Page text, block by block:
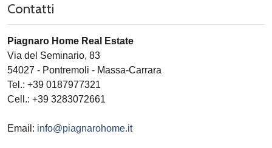
Contatti
Piagnaro Home Real Estate
Via del Seminario, 83
54027 - Pontremoli - Massa-Carrara
Tel.: +39 0187977321
Cell.: +39 3283072661
Email: info@piagnarohome.it